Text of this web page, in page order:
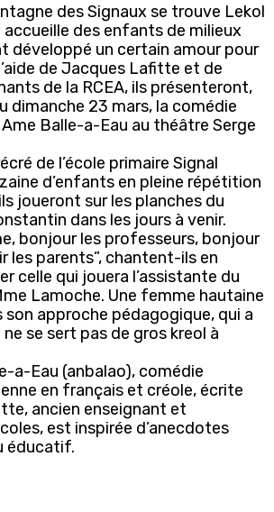
des Signaux se trouve Lekol
accueille des enfants de milieux
développé un certain amour pour
de Jacques Lafitte et de
de la RCEA, ils présenteront,
dimanche 23 mars, la comédie
Ame Balle-a-Eau au théâtre Serge
de l’école primaire Signal
d’enfants en pleine répétition
joueront sur les planches du
dans les jours à venir.
bonjour les professeurs, bonjour
les parents”, chantent-ils en
celle qui jouera l’assistante du
Lamoche. Une femme hautaine
son approche pédagogique, qui a
ne se sert pas de gros kreol à
a-Eau (anbalao), comédie
en français et créole, écrite
ancien enseignant et
est inspirée d’anecdotes
éducatif.